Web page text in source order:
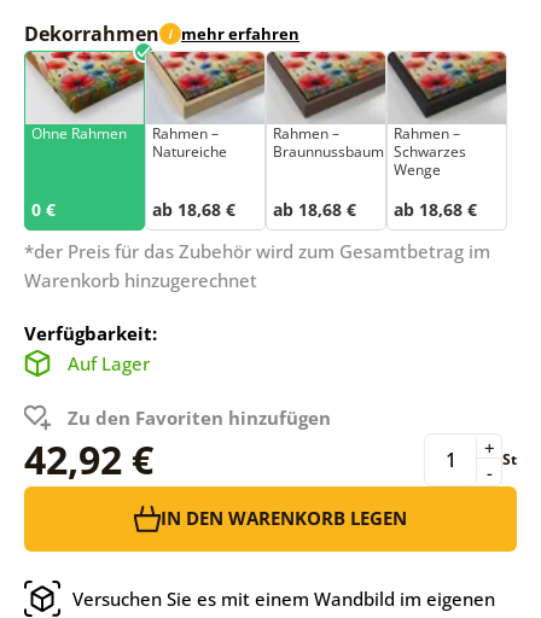
Dekorrahmen i mehr erfahren
Ohne Rahmen
0 €
Rahmen –
Natureiche
ab 18,68 €
Rahmen –
Braunnussbaum
ab 18,68 €
Rahmen –
Schwarzes
Wenge
ab 18,68 €
*der Preis für das Zubehör wird zum Gesamtbetrag im
Warenkorb hinzugerechnet
Verfügbarkeit:
Auf Lager
Zu den Favoriten hinzufügen
42,92 € -
+ St
IN DEN WARENKORB LEGEN
Versuchen Sie es mit einem Wandbild im eigenen